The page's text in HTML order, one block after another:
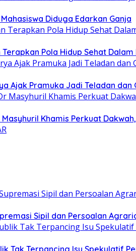
Diduga Edarkan Ganja
Pola Hidup Sehat Dalam
Ajak Pramuka Jadi Teladan dan
Khamis Perkuat
Sipil dan Persoalan